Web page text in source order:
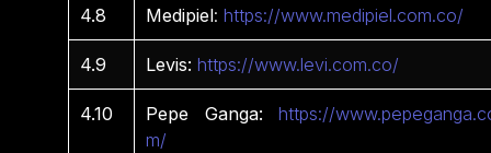
4.8 Medipiel:https://www.medipiel.com.co/
4.9 Levis: https://www.levi.com.co/
4.10 Pepe Ganga:
https://
m/